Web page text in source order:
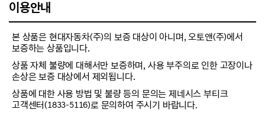
이용안내
본 상품은 현대자동차(주)의 보증 대상이 아니며, 오토앤(주)에서
보증하는 상품입니다.
상품 자체 불량에 대해서만 보증하며, 사용 부주의로 인한 고장이나
손상은 보증 대상에서 제외됩니다.
상품에 대한 사용 방법 및 불량 등의 문의는 제네시스 부티크
고객센터(1833-5116)로 문의하여 주시기 바랍니다.